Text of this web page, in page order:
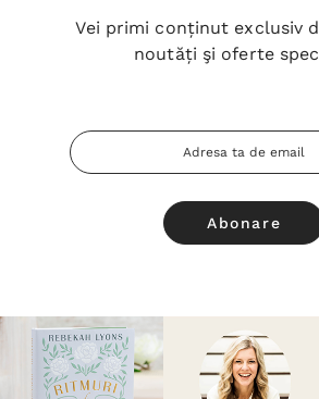
Vei primi conținut exclusiv
noutăți şi oferte
Adresa
Email